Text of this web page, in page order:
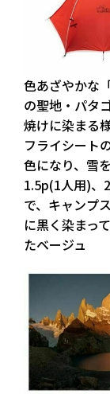
色あざやかな
の聖地・パタ
焼けに染まる
フライシート
色になり、雪
1.5p(1人用)、
で、キャンプ
に黒く染まっ
たベージュ